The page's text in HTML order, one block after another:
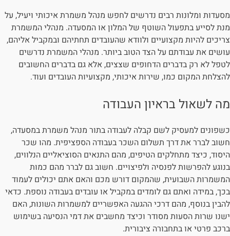
מסעדות ומלונות רבים נדרשים לחפש מנהל משמרת איכותי ויעיל, על
מנת לסייע בתפעול השוטף של המלון או המסעדה. מנהלי המשמרת
צריכים להיות מקצועיים ולוודא שהעובדים תחתיהם ובמקביל אליהם,
עושים את עבודתם על הצד הטוב ביותר. מנהלי המשמרת נדרשים
לטפל לא רק בדברים הדחופים שצצים, אלא גם בדברים החשובים
להצלחת המקום כמו, שירות איכותי, מקצועיות העובדים ועוד.
מה לשאול בראיון העבודה
כשפונים למעסיק לשם קבלה לעבודה בתור מנהל משמרת במסעדה,
חשוב לברר את דרך תשלום השכר בעבודה הספציפית. מהו שכר
היסוד, כיצד מתחלקים הטיפים, מהם התנאים הסוציאליים הנלווים,
בנוגע להפרשות לפנסיה ולפיצויים. חשוב גם לברר מהם כמות
המשמרות השבועית, שהמקום דורש מכם והאם אתם יכולים לעמוד
בכך, במידה ואתם גם לומדים במקביל או עובדים בעבודה נוספת. כדאי
להבין בנוסף, מהם דרכי ההגעה האפשריים למשמרות השונות, האם
ישנו שרות הסעות מסודר וכיצד מחשבים את דמי הנסיעה בשימוש
ברכב פרטי או בתחבורה ציבורית.